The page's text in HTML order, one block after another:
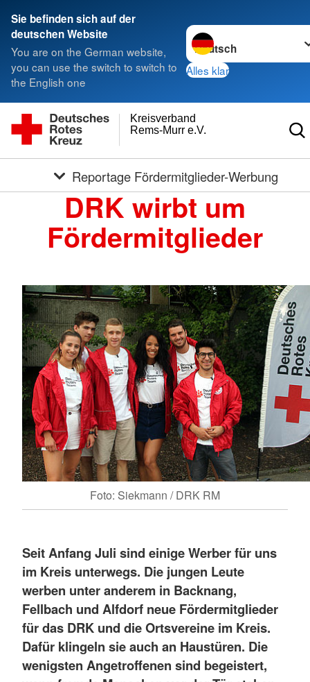
Sie befinden sich auf der
deutschen Website
You are on the German website,
you can use the switch to switch to
the English one
Sprache wechseln zu
Alles klar
Rems-Murr e.V.
Kreisverband
Reportage Fördermitglieder-Werbung
DRK wirbt um
Fördermitglieder
Foto: Siekmann / DRK RM
Seit Anfang Juli sind einige Werber für uns
im Kreis unterwegs. Die jungen Leute
werben unter anderem in Backnang,
Fellbach und Alfdorf neue Fördermitglieder
für das DRK und die Ortsvereine im Kreis.
Dafür klingeln sie auch an Haustüren. Die
wenigsten Angetroffenen sind begeistert,